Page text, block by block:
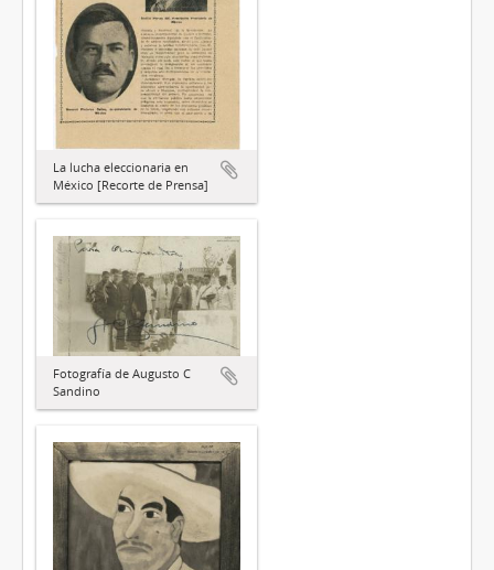
La lucha eleccionaria en
México [Recorte de Prensa]
Fotografía de Augusto C
Sandino